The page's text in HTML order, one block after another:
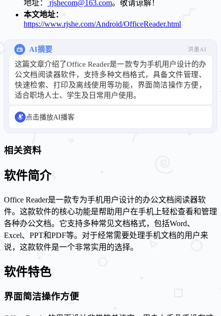
地址： rjshecom@163.com。敬请谅解！
本文地址：
https://www.rjshe.com/Android/OfficeReader.html
AI摘要 洪墨AI
这篇文章介绍了Office Reader是一款专为手机用户设计的办
公文档阅读器软件，支持多种文档格式，具备文件管理、
快速检索、打印及离线使用等功能，界面简洁操作方便，
适合职场人士、学生及日常用户使用。
点击播放AI播客
相关资料
软件简介
Office Reader是一款专为手机用户设计的办公文档阅读器软
件。这款软件的核心功能是帮助用户在手机上轻松查看和管理
各种办公文档。它支持多种常见文档格式，包括Word、
Excel、PPT和PDF等。对于经常需要处理手机文档的用户来
说，这款软件是一个非常实用的选择。
软件特色
界面简洁操作方便